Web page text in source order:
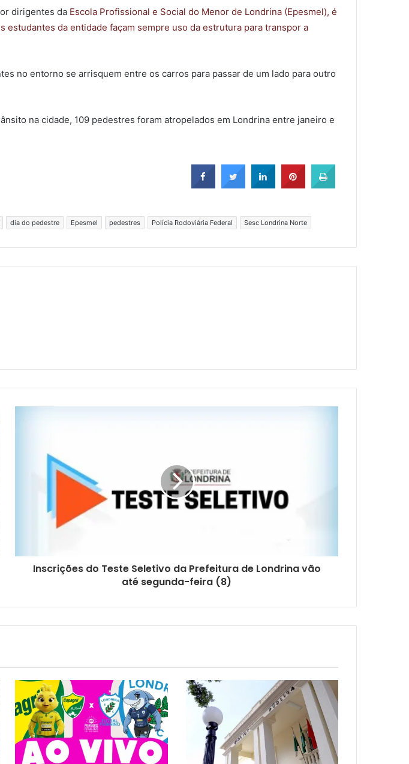
dirigentes da Escola Profissional e Social do Menor de Londrina (Epesmel), é
da entidade façam sempre uso da estrutura para transpor a
no entorno se arrisquem entre os carros para passar de um lado para outro
na cidade, 109 pedestres foram atropelados em Londrina entre janeiro e
dia do pedestre Epesmel pedestres Polícia Rodoviária Federal Sesc Londrina Norte
Inscrições do Teste Seletivo da Prefeitura de Londrina vão
até segunda-feira (8)